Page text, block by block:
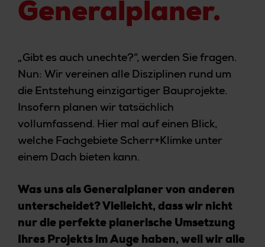
Generalplaner.
„Gibt es auch unechte?“, werden Sie fragen.
Nun: Wir vereinen alle Disziplinen rund um
die Entstehung einzigartiger Bauprojekte.
Insofern planen wir tatsächlich
vollumfassend. Hier mal auf einen Blick,
welche Fachgebiete Scherr+Klimke unter
einem Dach bieten kann.
Was uns als Generalplaner von anderen
unterscheidet? Vielleicht, dass wir nicht
nur die perfekte planerische Umsetzung
Ihres Projekts im Auge haben, weil wir alle